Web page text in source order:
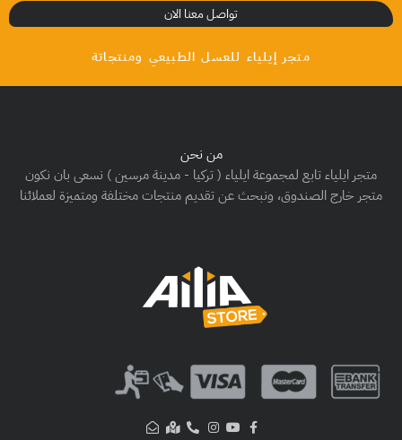
تواصل معنا الان
متجر إيلياء للعسل الطبيعي ومنتجاتة
من نحن
متجر ايلياء تابع لمجموعة ايلياء ( تركيا - مدينة مرسين ) نسعى بان نكون
متجر خارج الصندوق، ونبحث عن تقديم منتجات مختلفة ومتميزة لعملائنا